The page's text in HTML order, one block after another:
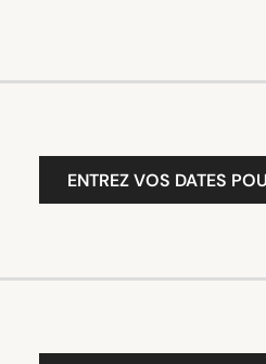
ENTREZ VOS DATES